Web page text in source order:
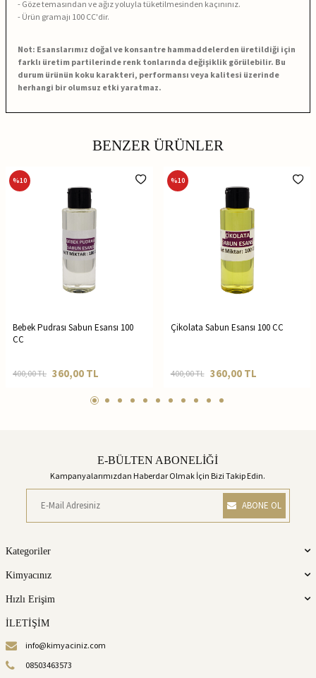
- Göze temasından ve ağız yoluyla tüketilmesinden kaçınınız.
- Ürün gramajı 100 CC'dir.
Not: Esanslarımız doğal ve konsantre hammaddelerden üretildiği için
farklı üretim partilerinde renk tonlarında değişiklik görülebilir. Bu
durum ürünün koku karakteri, performansı veya kalitesi üzerinde
herhangi bir olumsuz etki yaratmaz.
BENZER ÜRÜNLER
%10
Bebek Pudrası Sabun Esansı 100
CC
400,00TL 360,00 TL
%10
Çikolata Sabun Esansı 100 CC
400,00TL 360,00TL
E-BÜLTEN ABONELİĞİ
Kampanyalarımızdan Haberdar Olmak İçin Bizi Takip Edin.
ABONE OL
Kategoriler
Kimyacınız
Hızlı Erişim
İLETİŞİM
info@kimyaciniz.com
08503463573